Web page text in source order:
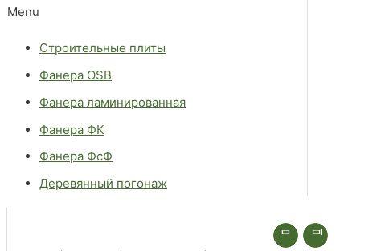
Menu
Строительные плиты
Фанера OSB
Фанера ламинированная
Фанера ФК
Фанера ФсФ
Деревянный погонаж